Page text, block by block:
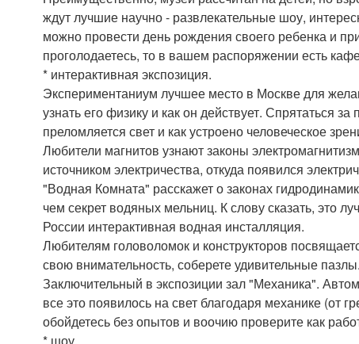
ждут лучшие научно - развлекательные шоу,
можно провести день рождения своего ребенка и
проголодаетесь, то в вашем распоряжении есть
* интерактивная экспозиция.
Экспериментаниум лучшее место в Москве для
узнать его физику и как он действует. Спрятаться
преломляется свет и как устроено человеческое
Любители магнитов узнают законы
источником электричества, откуда появился
"Водная Комната" расскажет о законах
чем секрет водяных мельниц. К слову сказать, это
России интерактивная водная инсталляция.
Любителям головоломок и конструкторов
свою внимательность, соберете удивительные
Заключительный в экспозиции зал "Механика".
все это появилось на свет благодаря механике (от
обойдетесь без опытов и воочию проверите как